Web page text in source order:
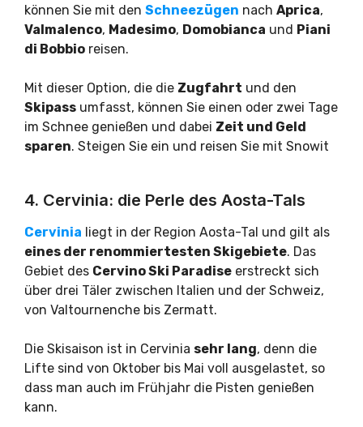
können Sie mit den Schneezügen nach Aprica,
Valmalenco, Madesimo, Domobianca und Piani
di Bobbio reisen.
Mit dieser Option, die die Zugfahrt und den
Skipass umfasst, können Sie einen oder zwei Tage
im Schnee genießen und dabei Zeit und Geld
sparen. Steigen Sie ein und reisen Sie mit Snowit
4. Cervinia: die Perle des Aosta-Tals
Cervinia liegt in der Region Aosta-Tal und gilt als
eines der renommiertesten Skigebiete. Das
Gebiet des Cervino Ski Paradise erstreckt sich
über drei Täler zwischen Italien und der Schweiz,
von Valtournenche bis Zermatt.
Die Skisaison ist in Cervinia sehr lang, denn die
Lifte sind von Oktober bis Mai voll ausgelastet, so
dass man auch im Frühjahr die Pisten genießen
kann.